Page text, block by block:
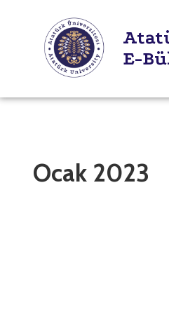
E-
Ocak 2023